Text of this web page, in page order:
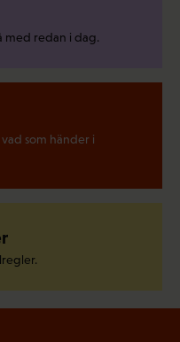
med redan i dag.
som händer i